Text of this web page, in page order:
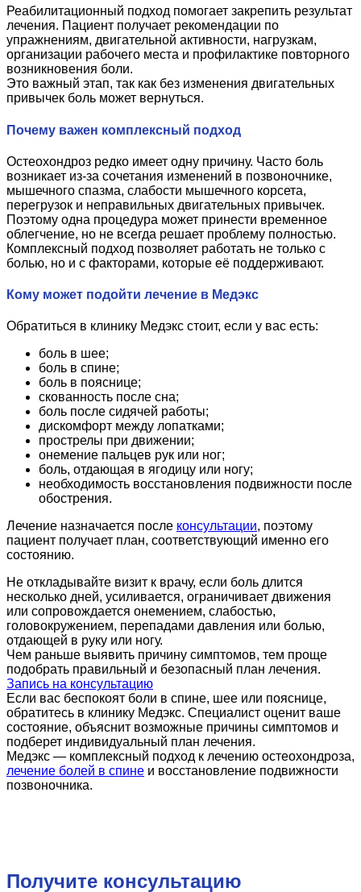
Реабилитационный подход помогает закрепить результат
лечения. Пациент получает рекомендации по
упражнениям, двигательной активности, нагрузкам,
организации рабочего места и профилактике повторного
возникновения боли.
Это важный этап, так как без изменения двигательных
привычек боль может вернуться.
Почему важен комплексный подход
Остеохондроз редко имеет одну причину. Часто боль
возникает из-за сочетания изменений в позвоночнике,
мышечного спазма, слабости мышечного корсета,
перегрузок и неправильных двигательных привычек.
Поэтому одна процедура может принести временное
облегчение, но не всегда решает проблему полностью.
Комплексный подход позволяет работать не только с
болью, но и с факторами, которые её поддерживают.
Кому может подойти лечение в Медэкс
Обратиться в клинику Медэкс стоит, если у вас есть:
боль в шее;
боль в спине;
боль в пояснице;
скованность после сна;
боль после сидячей работы;
дискомфорт между лопатками;
прострелы при движении;
онемение пальцев рук или ног;
боль, отдающая в ягодицу или ногу;
необходимость восстановления подвижности после
обострения.
Лечение назначается после консультации, поэтому
пациент получает план, соответствующий именно его
состоянию.
Не откладывайте визит к врачу, если боль длится
несколько дней, усиливается, ограничивает движения
или сопровождается онемением, слабостью,
головокружением, перепадами давления или болью,
отдающей в руку или ногу.
Чем раньше выявить причину симптомов, тем проще
подобрать правильный и безопасный план лечения.
Запись на консультацию
Если вас беспокоят боли в спине, шее или пояснице,
обратитесь в клинику Медэкс. Специалист оценит ваше
состояние, объяснит возможные причины симптомов и
подберет индивидуальный план лечения.
Медэкс — комплексный подход к лечению остеохондроза,
лечение болей в спине и восстановление подвижности
позвоночника.
Получите консультацию